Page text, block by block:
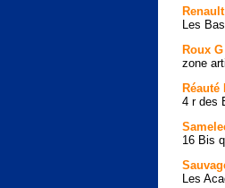
Les
Roux
zone
4 r des
16 Bis
Les